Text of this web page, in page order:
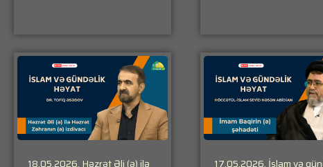
18.05.2026. Həzrət Əli (ə) ilə 17.05.2026. İslam və